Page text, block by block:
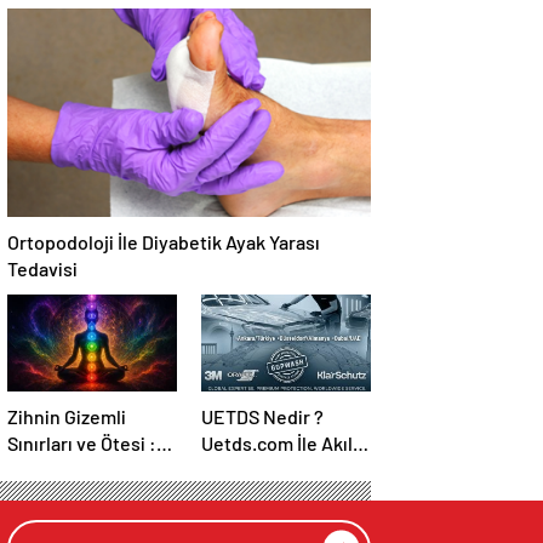
Temmuz Ayındaki
Karar Duruşmasına
Canlı Açıköğretim
Forumu Burada
Ortopodoloji İle Diyabetik Ayak Yarası
Tedavisi
Zihnin Gizemli
Sınırları ve Ötesi :
UETDS Nedir ?
Uetds.com İle Akıllı
Yazılımı